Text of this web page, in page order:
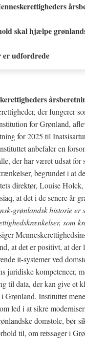
skal hjælpe
er udfordrede
der fungerer
for Grønland,
for 2025 til
anbefaler en
der har været udsat for
begrundet i at
direktør, Louise Holck,
at det i de senere år
grønlandsk historie er
som
at det er positivt, at
it-systemer ved
juridiske kompetencer,
til data, der kan give et
Grønland. Instituttet
led i at sikre
domstole, bør
til, om retssager i